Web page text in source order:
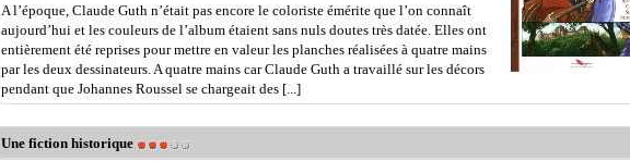
A l’époque, Claude Guth n’était pas encore le coloriste émérite que l’on connaît
aujourd’hui et les couleurs de l’album étaient sans nuls doutes très datée. Elles ont
entièrement été reprises pour mettre en valeur les planches réalisées à quatre mains
par les deux dessinateurs. A quatre mains car Claude Guth a travaillé sur les décors
pendant que Johannes Roussel se chargeait des [...]
Une fiction historique